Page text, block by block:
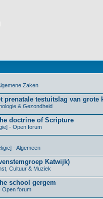
Zaken
prenatale testuitslag van grote
& Gezondheid
doctrine of Scripture
- Open forum
- Algemeen
Katwijk)
Cultuur & Muziek
school gergem
Open forum